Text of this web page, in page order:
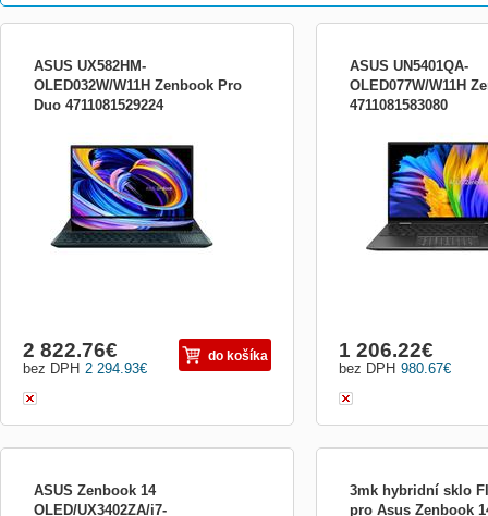
ASUS UX582HM-
OLED032W/W11H Zenbook Pro
Duo 4711081529224
GHz, 8 cores), RAM, 16GB, 1TB SSD,
RTX3060, W11H
2 294.93€
bez DPH
2 822.76€ do košíka
ASUS UN5401QA-
OLED077W/W11H
4711081583080
cache, up to 4.4 GHz
16GB, 512GB SSD, W11H
980.67€
bez DPH
1 206.22€
ASUS Zenbook 14
OLED/UX3402ZA/i7-
3mk hybridní sklo
pro Asus Zenbook